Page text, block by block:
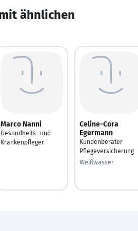
ähnlichen
Marco Nanni
Gesundheits- und
Krankenpfleger
Celine-Cora
Egermann
Kundenberater
Pflegeversicherung
Weißwasser